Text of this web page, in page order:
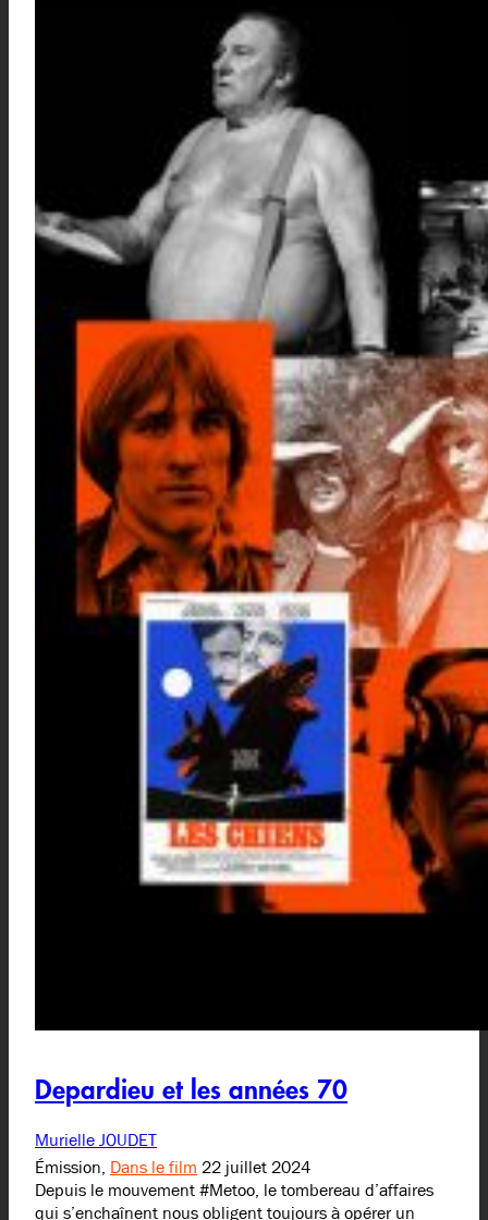
Depardieu et les années 70
Murielle JOUDET
Émission, Dans le film 22 juillet 2024
Depuis le mouvement #Metoo, le tombereau d’affaires
qui s’enchaînent nous obligent toujours à opérer un